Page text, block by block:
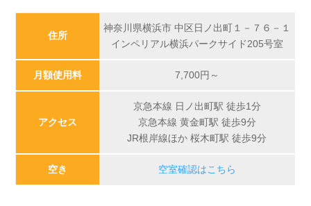
住所
神奈川県横浜市 中区日ノ出町１－７６－１
インペリアル横浜パークサイド205号室
月額使用料 7,700円～
アクセス
京急本線 日ノ出町駅 徒歩1分
京急本線 黄金町駅 徒歩9分
JR根岸線ほか 桜木町駅 徒歩9分
空き 空室確認はこちら